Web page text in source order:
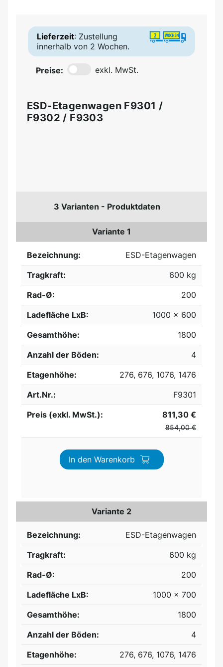
Lieferzeit: Zustellung
innerhalb von 2 Wochen.
Preise: exkl. MwSt.
ESD-Etagenwagen F9301 /
F9302 / F9303
3 Varianten - Produktdaten
Variante 1
Bezeichnung:
ESD-Etagenwagen
Tragkraft:
600 kg
Rad-Ø:
200
Ladefläche LxB:
1000 x 600
Gesamthöhe:
1800
Anzahl der Böden:
4
Etagenhöhe:
276, 676, 1076, 1476
Art.Nr.:
F9301
Preis (exkl. MwSt.):
811,30 €
854,00 €
In den Warenkorb
Variante 2
Bezeichnung:
ESD-Etagenwagen
Tragkraft:
600 kg
Rad-Ø:
200
Ladefläche LxB:
1000 x 700
Gesamthöhe:
1800
Anzahl der Böden:
4
Etagenhöhe:
276, 676, 1076, 1476